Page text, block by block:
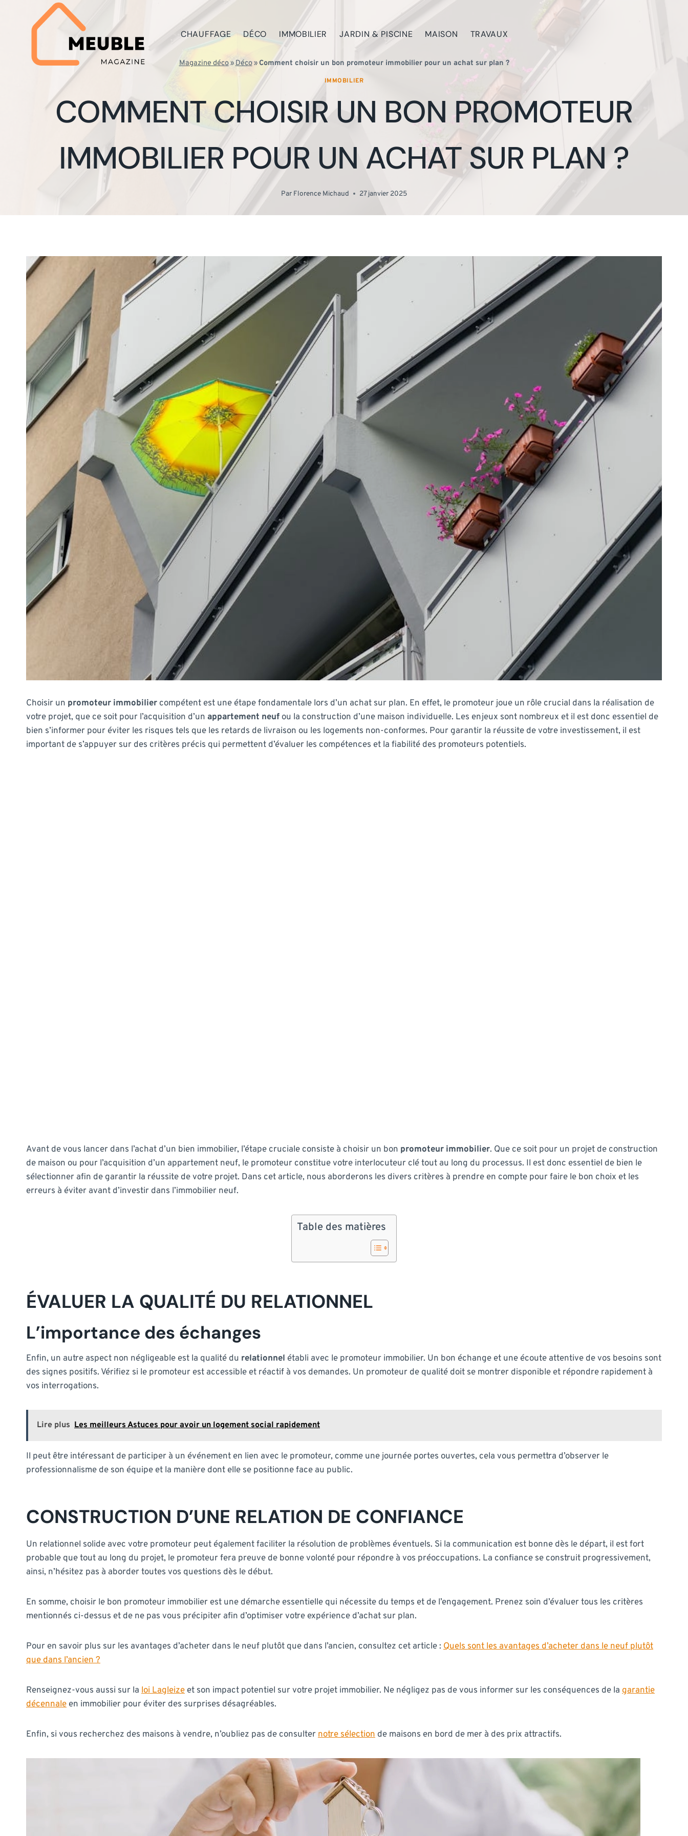
CHAUFFAGE DÉCO IMMOBILIER JARDIN & PISCINE MAISON TRAVAUX
Magazine déco»Déco»Comment choisir un bon promoteur immobilier pour un achat sur plan ?
IMMOBILIER
COMMENT CHOISIR UN BON PROMOTEUR
IMMOBILIER POUR UN ACHAT SUR PLAN ?
Par Florence Michaud 27 janvier 2025
Choisir un promoteur immobilier compétent est une étape fondamentale lors d’un achat sur plan. En effet, le promoteur joue un rôle crucial dans la réalisation de
votre projet, que ce soit pour l’acquisition d’un appartement neuf ou la construction d’une maison individuelle. Les enjeux sont nombreux et il est donc essentiel de
bien s’informer pour éviter les risques tels que les retards de livraison ou les logements non-conformes. Pour garantir la réussite de votre investissement, il est
important de s’appuyer sur des critères précis qui permettent d’évaluer les compétences et la fiabilité des promoteurs potentiels.
Avant de vous lancer dans l’achat d’un bien immobilier, l’étape cruciale consiste à choisir un bon promoteur immobilier. Que ce soit pour un projet de construction
de maison ou pour l’acquisition d’un appartement neuf, le promoteur constitue votre interlocuteur clé tout au long du processus. Il est donc essentiel de bien le
sélectionner afin de garantir la réussite de votre projet. Dans cet article, nous aborderons les divers critères à prendre en compte pour faire le bon choix et les
erreurs à éviter avant d’investir dans l’immobilier neuf.
Table des matières
ÉVALUER LA QUALITÉ DU RELATIONNEL
L’importance des échanges
Enfin, un autre aspect non négligeable est la qualité du relationnel établi avec le promoteur immobilier. Un bon échange et une écoute attentive de vos besoins sont
des signes positifs. Vérifiez si le promoteur est accessible et réactif à vos demandes. Un promoteur de qualité doit se montrer disponible et répondre rapidement à
vos interrogations.
Lire plus Les meilleurs Astuces pour avoir un logement social rapidement
Il peut être intéressant de participer à un événement en lien avec le promoteur, comme une journée portes ouvertes, cela vous permettra d’observer le
professionnalisme de son équipe et la manière dont elle se positionne face au public.
CONSTRUCTION D’UNE RELATION DE CONFIANCE
Un relationnel solide avec votre promoteur peut également faciliter la résolution de problèmes éventuels. Si la communication est bonne dès le départ, il est fort
probable que tout au long du projet, le promoteur fera preuve de bonne volonté pour répondre à vos préoccupations. La confiance se construit progressivement,
ainsi, n’hésitez pas à aborder toutes vos questions dès le début.
En somme, choisir le bon promoteur immobilier est une démarche essentielle qui nécessite du temps et de l’engagement. Prenez soin d’évaluer tous les critères
mentionnés ci-dessus et de ne pas vous précipiter afin d’optimiser votre expérience d’achat sur plan.
Pour en savoir plus sur les avantages d’acheter dans le neuf plutôt que dans l’ancien, consultez cet article : Quels sont les avantages d’acheter dans le neuf plutôt
que dans l’ancien ?
Renseignez-vous aussi sur la loi Lagleize et son impact potentiel sur votre projet immobilier. Ne négligez pas de vous informer sur les conséquences de la garantie
décennale en immobilier pour éviter des surprises désagréables.
Enfin, si vous recherchez des maisons à vendre, n’oubliez pas de consulternotre sélection de maisons en bord de mer à des prix attractifs.